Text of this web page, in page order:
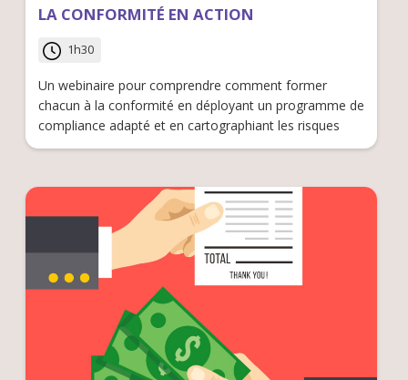
LA CONFORMITÉ EN ACTION
1h30
Un webinaire pour comprendre comment former
chacun à la conformité en déployant un programme de
compliance adapté et en cartographiant les risques